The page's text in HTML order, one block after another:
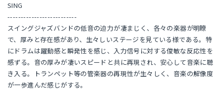
SING
--------------------------
スイングジャズバンドの低音の迫力が凄まじく、各々の楽器が明瞭
で、厚みと存在感があり、生々しいステージを見ている様である。特
にドラムは躍動感と瞬発性を感じ、入力信号に対する俊敏な反応性を
感ずる。音の厚みが凄いスピードと共に再現され、安心して音楽に聴
き入る。トランペット等の管楽器の再現性が生々しく、音楽の解像度
が一歩進んだ感じがする。